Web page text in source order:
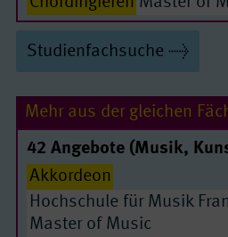
Elementare
Master of Music
Gesang/ Musiktheater
Gesang/ Musiktheater
Gitarre Master of Music
Studienfachsuche
Mehr aus der gleichen
42 Angebote (Musik,
Akkordeon
Hochschule für Musik
Master of Music